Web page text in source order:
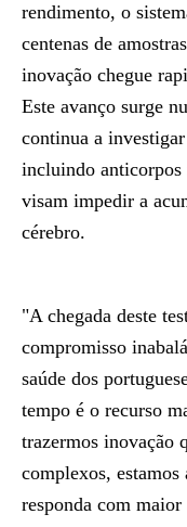
rendimento, o
centenas de
inovação chegue
Este avanço surge
continua a
incluindo anticorpos
visam impedir a
cérebro.
"A chegada deste
compromisso
saúde dos
tempo é o recurso
trazermos inovação
complexos,
responda com maior